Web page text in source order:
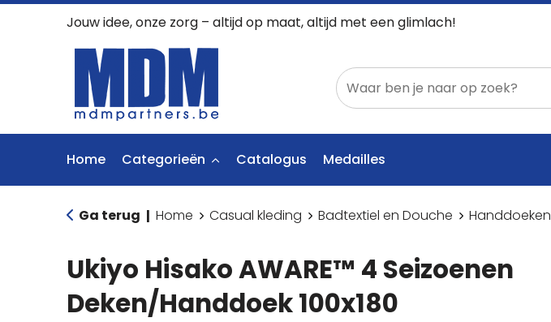
Jouw idee, onze zorg – altijd op maat, altijd met een glimlach!
Home Categorieën Catalogus Medailles
Ga terug | Home Casual kleding Badtextiel en Douche Handdoeken
Ukiyo Hisako AWARE™ 4 Seizoenen
Deken/Handdoek 100x180